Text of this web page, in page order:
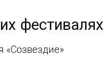
фестивалях
«Созвездие»